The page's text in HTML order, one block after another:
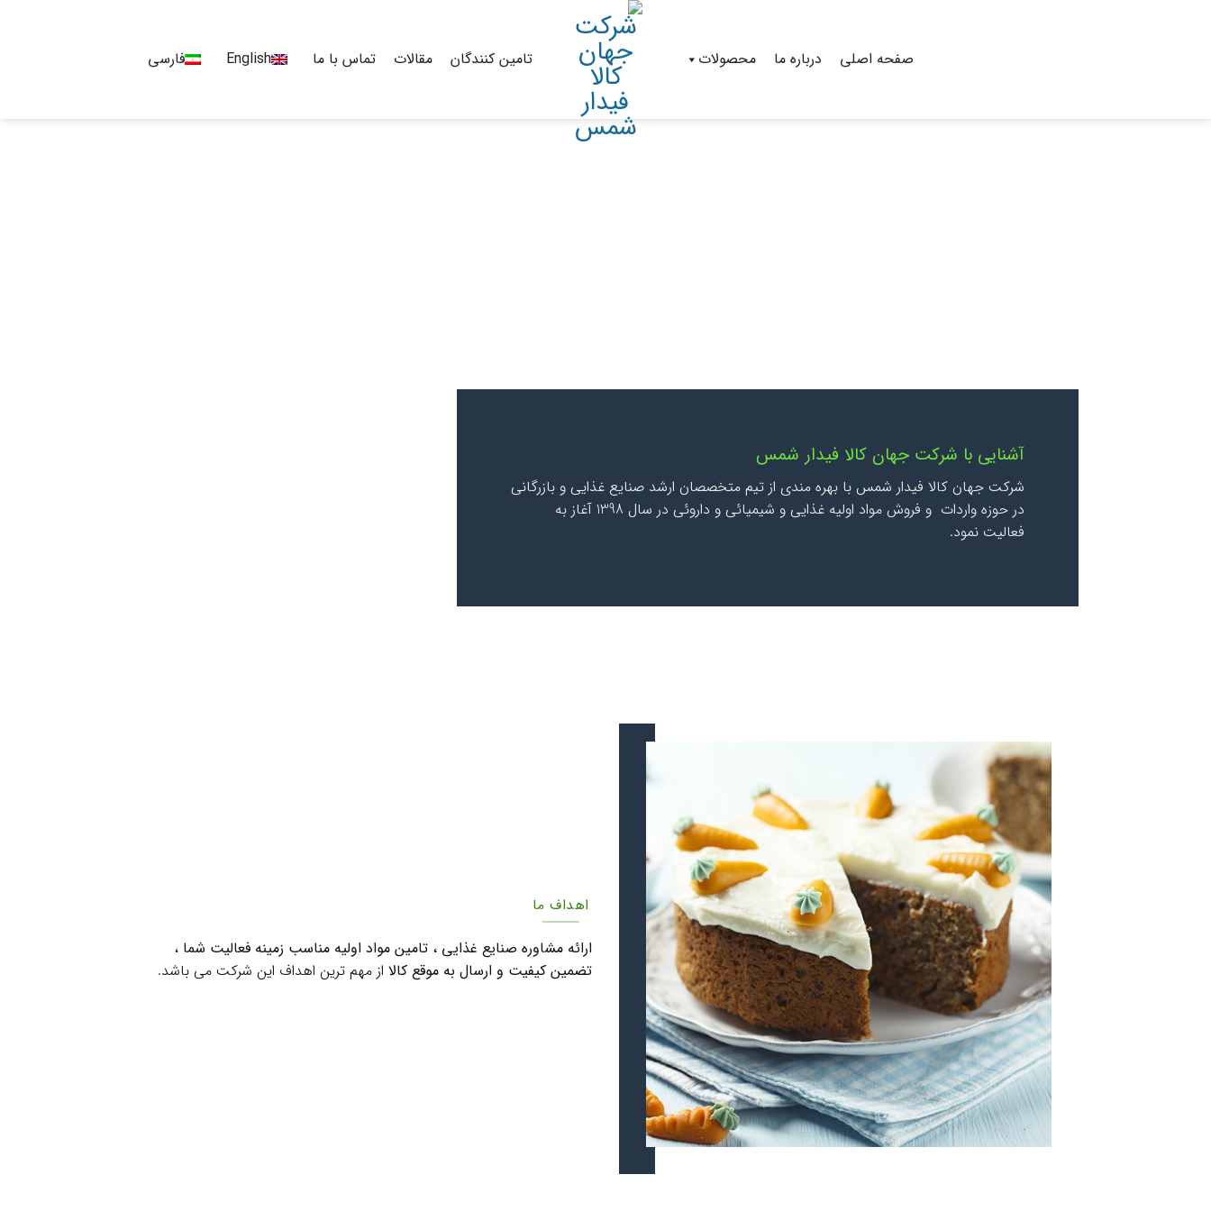
صفحه اصلی درباره ما محصولات تامین کنندگان مقالات تماس با ما English فارسی
آشنایی با شرکت جهان کالا فیدار شمس
شرکت جهان کالا فیدار شمس با بهره مندی از تیم متخصصان ارشد صنایع غذایی و بازرگانی
در حوزه واردات و فروش مواد اولیه غذایی و شیمیائی و داروئی در سال 1398 آغاز به
فعالیت نمود.
اهداف ما
ارائه مشاوره صنایع غذایی ، تامین مواد اولیه مناسب زمینه فعالیت شما ،
تضمین کیفیت و ارسال به موقع کالا از مهم ترین اهداف این شرکت می باشد.